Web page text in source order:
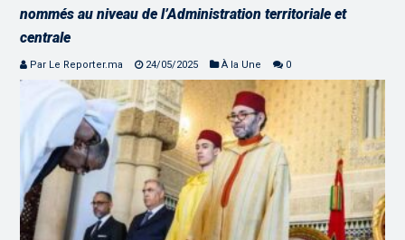
nommés au niveau de l’Administration territoriale et
centrale
Par Le Reporter.ma 24/05/2025 À la Une 0